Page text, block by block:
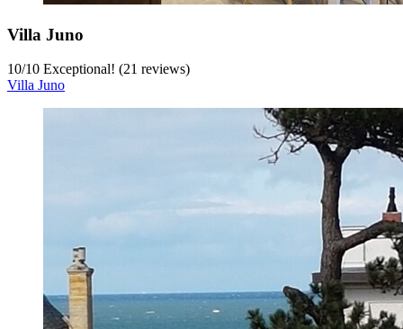
Villa Juno
10/10 Exceptional! (21 reviews)
Villa Juno